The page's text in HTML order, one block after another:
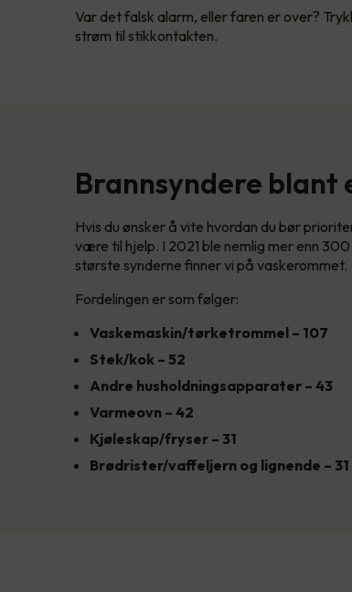
Var det falsk alarm, eller faren er over?
strøm til stikkontakten.
Brannsyndere
Hvis du ønsker å vite hvordan du bør
være til hjelp. I 2021 ble nemlig mer enn
største synderne finner vi på vaskerommet.
Fordelingen er som følger:
Vaskemaskin/tørketrommel – 107
Stek/kok – 52
Andre husholdningsapparater – 43
Varmeovn – 42
Kjøleskap/fryser – 31
Brødrister/vaffeljern og lignende – 31